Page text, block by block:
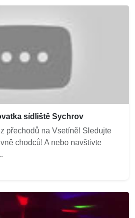
sídliště Sychrov
přechodů na Vsetíně! Sledujte
chodců! A nebo navštivte